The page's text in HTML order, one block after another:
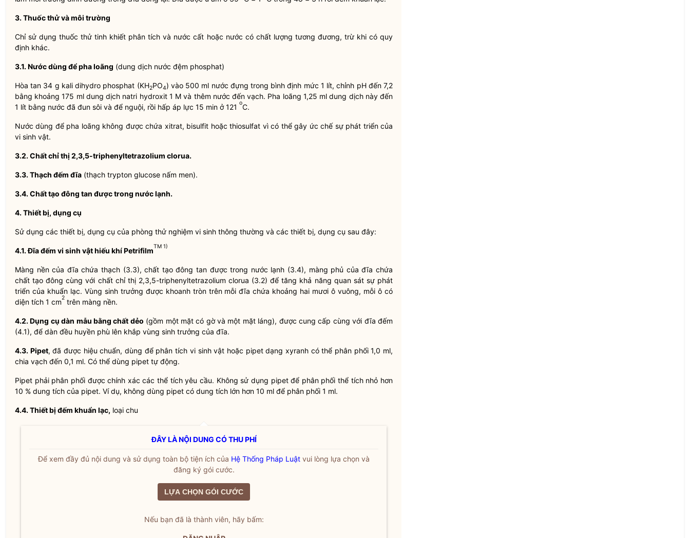
3. Thuốc thử và môi trường
Chỉ sử dụng thuốc thử tinh khiết phân tích và nước cất hoặc nước có chất lượng tương đương, trừ khi có quy
định khác.
3.1. Nước dùng để pha loãng (dung dịch nước đệm phosphat)
Hòa tan 34 g kali dihydro phosphat (KH2PO4) vào 500 ml nước đựng trong bình định mức 1 lít, chỉnh pH đến 7,2
bằng khoảng 175 ml dung dịch natri hydroxit 1 M và thêm nước đến vạch. Pha loãng 1,25 ml dung dịch này đến
1 lít bằng nước đã đun sôi và để nguội, rồi hấp áp lực 15 min ở 121 oC.
Nước dùng để pha loãng không được chứa xitrat, bisulfit hoặc thiosulfat vì có thể gây ức chế sự phát triển của
vi sinh vật.
3.2. Chất chỉ thị 2,3,5-triphenyltetrazolium clorua.
3.3. Thạch đếm đĩa (thạch trypton glucose nấm men).
3.4. Chất tạo đông tan được trong nước lạnh.
4. Thiết bị, dụng cụ
Sử dụng các thiết bị, dụng cụ của phòng thử nghiệm vi sinh thông thường và các thiết bị, dụng cụ sau đây:
4.1. Đĩa đếm vi sinh vật hiếu khí PetrifilmTM 1)
Màng nền của đĩa chứa thạch (3.3), chất tạo đông tan được trong nước lạnh (3.4), màng phủ của đĩa chứa
chất tạo đông cùng với chất chỉ thị 2,3,5-triphenyltetrazolium clorua (3.2) để tăng khả năng quan sát sự phát
triển của khuẩn lạc. Vùng sinh trưởng được khoanh tròn trên mỗi đĩa chứa khoảng hai mươi ô vuông, mỗi ô có
diện tích 1 cm2 trên màng nền.
4.2. Dụng cụ dàn mẫu bằng chất dẻo (gồm một mặt có gờ và một mặt láng), được cung cấp cùng với đĩa đếm
(4.1), để dàn đều huyền phù lên khắp vùng sinh trưởng của đĩa.
4.3. Pipet, đã được hiệu chuẩn, dùng để phân tích vi sinh vật hoặc pipet dạng xyranh có thể phân phối 1,0 ml,
chia vạch đến 0,1 ml. Có thể dùng pipet tự động.
Pipet phải phân phối được chính xác các thể tích yêu cầu. Không sử dụng pipet để phân phối thể tích nhỏ hơn
10 % dung tích của pipet. Ví dụ, không dùng pipet có dung tích lớn hơn 10 ml để phân phối 1 ml.
4.4. Thiết bị đếm khuẩn lạc, loại chu
ĐÂY LÀ NỘI DUNG CÓ THU PHÍ
Để xem đầy đủ nội dung và sử dụng toàn bộ tiện ích của Hệ Thống Pháp Luật vui lòng lựa chọn và
đăng ký gói cước.
LỰA CHỌN GÓI CƯỚC
Nếu bạn đã là thành viên, hãy bấm: